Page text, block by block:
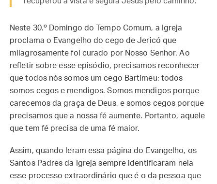
Neste 30.º Domingo do Tempo Comum, a Igreja
proclama o Evangelho do cego de Jericó que
milagrosamente foi curado por Nosso Senhor. Ao
refletir sobre esse episódio, precisamos reconhecer
que todos nós somos um cego Bartimeu; todos
somos cegos e mendigos. Somos mendigos porque
carecemos da graça de Deus, e somos cegos porque
precisamos que a nossa fé aumente. Portanto, aquele
que tem fé precisa de uma fé maior.
Assim, quando leram essa página do Evangelho, os
Santos Padres da Igreja sempre identificaram nela
esse processo extraordinário que é o da pessoa que